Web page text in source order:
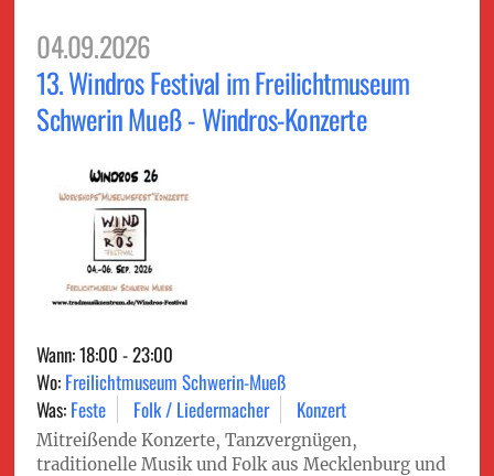
04.09.2026
13. Windros Festival im Freilichtmuseum
Schwerin Mueß - Windros-Konzerte
Wann: 18:00 - 23:00
Wo: Freilichtmuseum Schwerin-Mueß
Was: Feste Folk / Liedermacher Konzert
Mitreißende Konzerte, Tanzvergnügen,
traditionelle Musik und Folk aus Mecklenburg und